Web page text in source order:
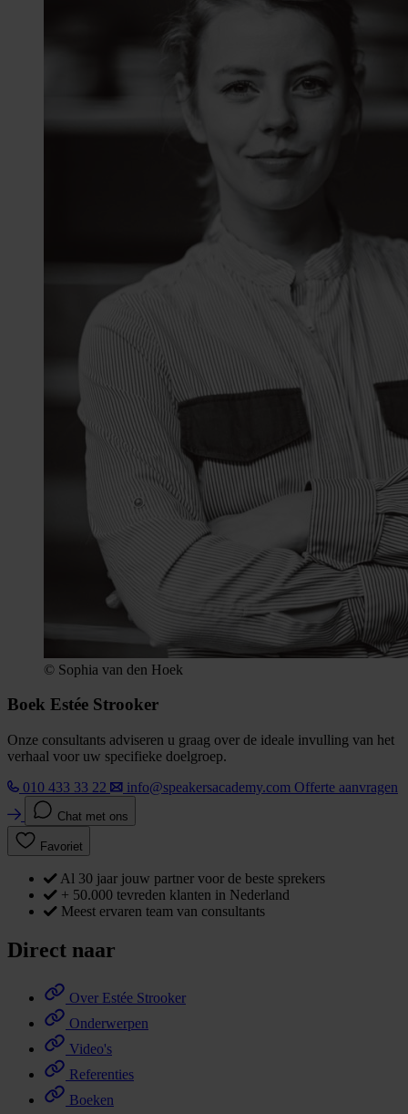
© Sophia van den Hoek
Boek Estée Strooker
Onze consultants adviseren u graag over de ideale invulling van het
verhaal voor uw specifieke doelgroep.
010 433 33 22
info@speakersacademy.com Offerte aanvragen
Chat met ons
Favoriet
Al 30 jaar jouw partner voor de beste sprekers
+ 50.000 tevreden klanten in Nederland
Meest ervaren team van consultants
Direct naar
Over Estée Strooker
Onderwerpen
Video's
Referenties
Boeken